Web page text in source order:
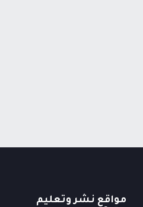
مواقع نشر وتعليم